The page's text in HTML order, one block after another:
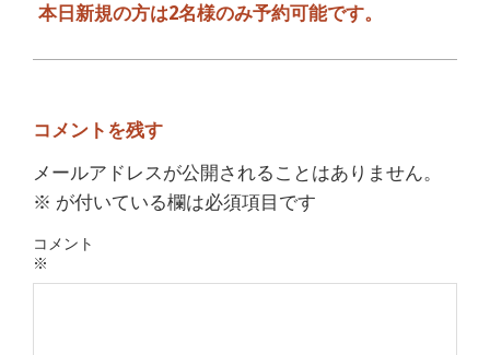
本日新規の方は2名様のみ予約可能です。
コメントを残す
メールアドレスが公開されることはありません。
※ が付いている欄は必須項目です
コメント
※